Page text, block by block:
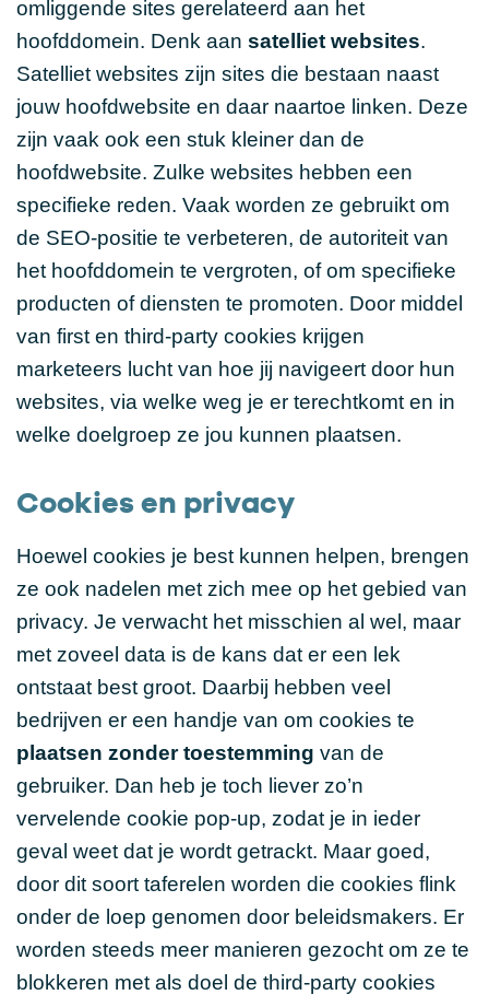
omliggende sites gerelateerd aan het
hoofddomein. Denk aan satelliet websites.
Satelliet websites zijn sites die bestaan naast
jouw hoofdwebsite en daar naartoe linken. Deze
zijn vaak ook een stuk kleiner dan de
hoofdwebsite. Zulke websites hebben een
specifieke reden. Vaak worden ze gebruikt om
de SEO-positie te verbeteren, de autoriteit van
het hoofddomein te vergroten, of om specifieke
producten of diensten te promoten. Door middel
van first en third-party cookies krijgen
marketeers lucht van hoe jij navigeert door hun
websites, via welke weg je er terechtkomt en in
welke doelgroep ze jou kunnen plaatsen.
Cookies en privacy
Hoewel cookies je best kunnen helpen, brengen
ze ook nadelen met zich mee op het gebied van
privacy. Je verwacht het misschien al wel, maar
met zoveel data is de kans dat er een lek
ontstaat best groot. Daarbij hebben veel
bedrijven er een handje van om cookies te
plaatsen zonder toestemming van de
gebruiker. Dan heb je toch liever zo’n
vervelende cookie pop-up, zodat je in ieder
geval weet dat je wordt getrackt. Maar goed,
door dit soort taferelen worden die cookies flink
onder de loep genomen door beleidsmakers. Er
worden steeds meer manieren gezocht om ze te
blokkeren met als doel de third-party cookies